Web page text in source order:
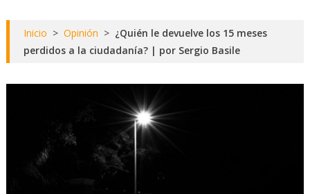
Inicio > Opinión > ¿Quién le devuelve los 15 meses
perdidos a la ciudadanía? | por Sergio Basile